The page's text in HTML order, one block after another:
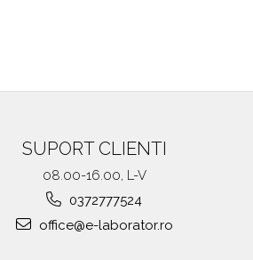
SUPORT CLIENTI
08.00-16.00, L-V
0372777524
office@e-laborator.ro